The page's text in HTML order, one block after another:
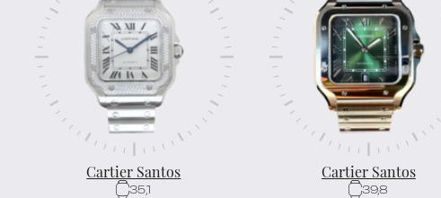
Cartier Santos
35,1
Cartier Santos
39,8